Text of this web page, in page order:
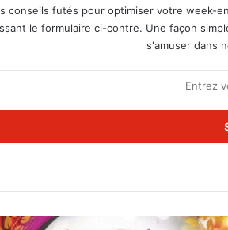
conseils futés pour optimiser votre week-
le formulaire ci-contre. Une façon
s'amuser dans